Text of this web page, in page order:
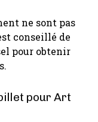
ne sont pas
conseillé de
pour obtenir
pour Art